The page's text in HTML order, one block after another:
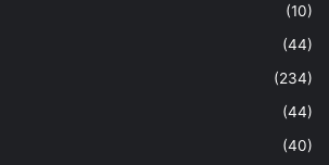
(10)
(44)
(234)
(44)
(40)